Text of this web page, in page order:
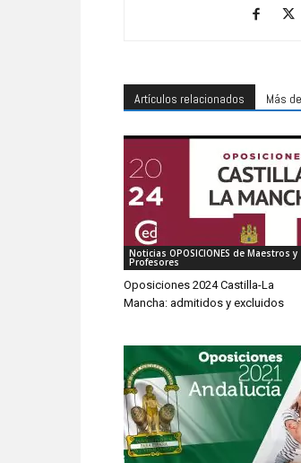
Artículos relacionados Más
Noticias OPOSICIONES de Maestros y
Profesores
Oposiciones 2024 Castilla-La
Mancha: admitidos y excluidos